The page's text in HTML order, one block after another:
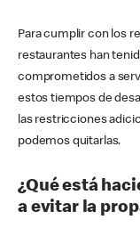
Para cumplir con los
restaurantes han
comprometidos a
estos tiempos de
las restricciones
podemos quitarlas.
¿Qué está
a evitar la